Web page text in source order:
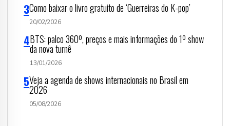
Como baixar o livro gratuito de ‘Guerreiras do K-pop’
20/02/2026
BTS: palco 360º, preços e mais informações do 1º show
da nova turnê
13/01/2026
Veja a agenda de shows internacionais no Brasil em
2026
05/08/2026